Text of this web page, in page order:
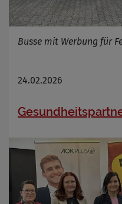
Busse mit Werbung für
24.02.2026